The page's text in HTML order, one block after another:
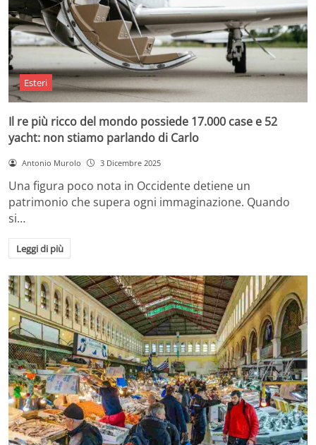
Esteri
Il re più ricco del mondo possiede 17.000 case e 52
yacht: non stiamo parlando di Carlo
Antonio Murolo 3 Dicembre 2025
Una figura poco nota in Occidente detiene un
patrimonio che supera ogni immaginazione. Quando
si…
Leggi di più